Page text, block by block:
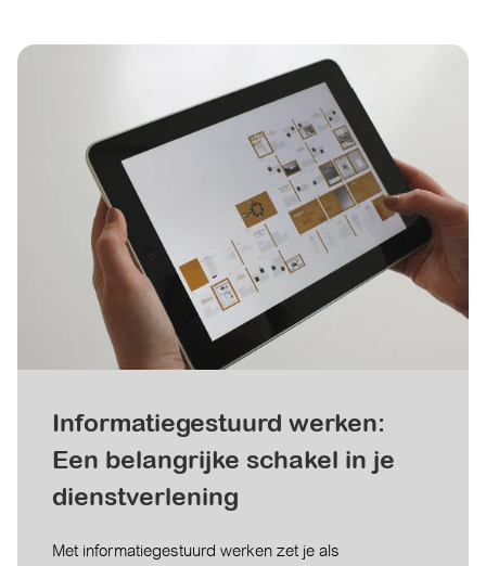
Informatiegestuurd werken:
Een belangrijke schakel in je
dienstverlening
Met informatiegestuurd werken zet je als